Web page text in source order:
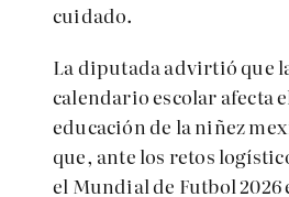
cuidado.
La diputada advirtió que
calendario escolar afecta
educación de la niñez
que, ante los retos
el Mundial de Futbol 2026